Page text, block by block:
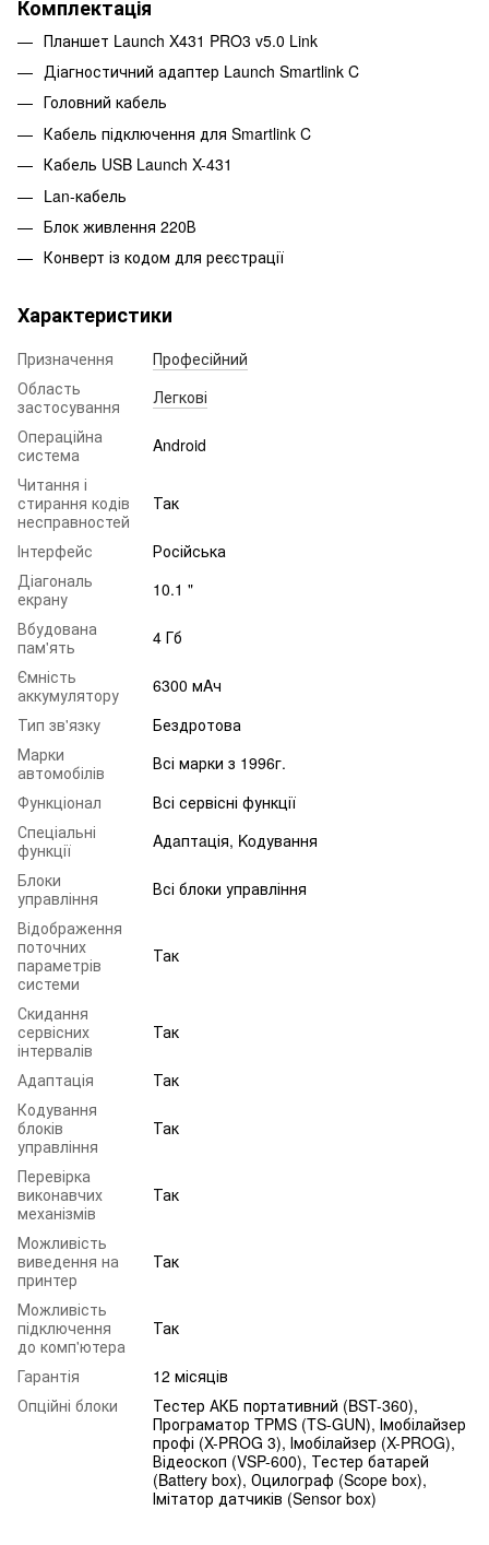
Комплектація
Планшет Launch X431 PRO3 v5.0 Link
Діагностичний адаптер Launch Smartlink C
Головний кабель
Кабель підключення для Smartlink C
Кабель USB Launch X-431
Lan-кабель
Блок живлення 220В
Конверт із кодом для реєстрації
Характеристики
Призначення
Професійний
Область
застосування
Легкові
Операційна
система
Android
Читання і
стирання кодів
несправностей
Так
Інтерфейс
Російська
Діагональ
екрану
10.1 "
Вбудована
пам'ять
4 Гб
Ємність
аккумулятору
6300 мAч
Тип зв'язку
Бездротова
Марки
автомобілів
Всі марки з 1996г.
Функціонал
Всі сервісні функції
Спеціальні
функції
Aдaптaція, Koдування
Блоки
управління
Всі блоки управління
Відображення
поточних
параметрів
системи
Так
Скидання
сервісних
інтервалів
Так
Адаптація
Так
Кодування
блоків
управління
Так
Перевірка
виконавчих
механізмів
Так
Можливість
виведення на
принтер
Так
Можливість
підключення
до комп'ютера
Так
Гарантія
12 місяців
Опційні блоки
Тестер АКБ портативний (BST-360),
Програматор TPMS (TS-GUN), Імобілайзер
профі (X-PROG 3), Імобілайзер (X-PROG),
Відеоскоп (VSP-600), Тестер батарей
(Battery box), Оцилограф (Scope box),
Імітатор датчиків (Sensor box)